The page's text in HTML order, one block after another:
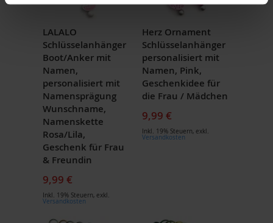
LALALO
Schlüsselanhänger
Boot/Anker mit
Namen,
personalisiert mit
Namensprägung
Wunschname,
Namenskette
Rosa/Lila,
Geschenk für Frau
& Freundin
9,99 €
Inkl. 19% Steuern, exkl.
Versandkosten
Herz Ornament
Schlüsselanhänger
personalisiert mit
Namen, Pink,
Geschenkidee für
die Frau / Mädchen
9,99 €
Inkl. 19% Steuern, exkl.
Versandkosten